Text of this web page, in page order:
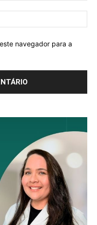
navegador para a